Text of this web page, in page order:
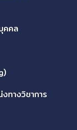
คคล
ทางวิชาการ